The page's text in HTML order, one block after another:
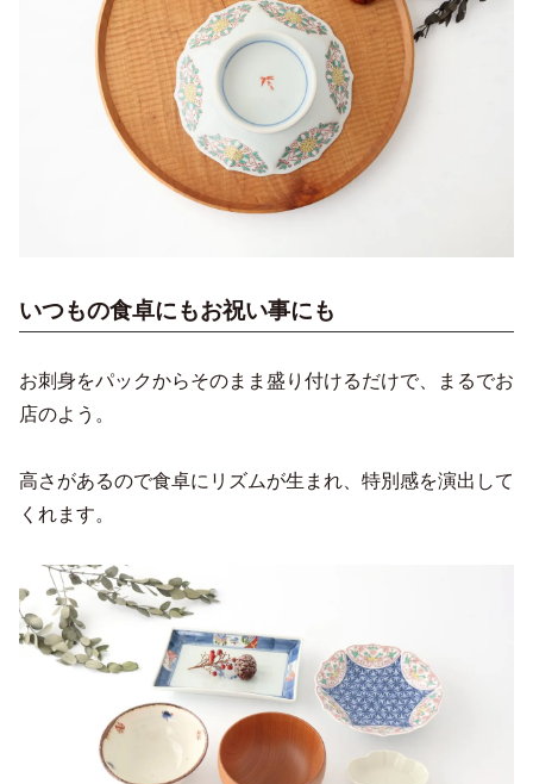
いつもの食卓にもお祝い事にも
お刺身をパックからそのまま盛り付けるだけで、まるでお
店のよう。
高さがあるので食卓にリズムが生まれ、特別感を演出して
くれます。